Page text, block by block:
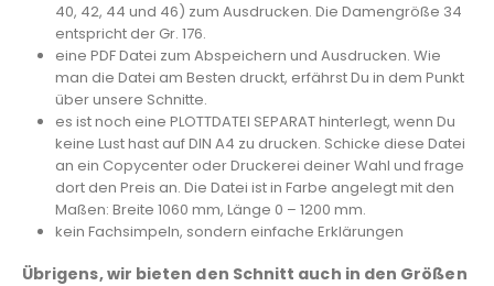
40, 42, 44 und 46) zum Ausdrucken. Die Damengröße 34
entspricht der Gr. 176.
eine PDF Datei zum Abspeichern und Ausdrucken. Wie
man die Datei am Besten druckt, erfährst Du in dem Punkt
über unsere Schnitte.
es ist noch eine PLOTTDATEI SEPARAT hinterlegt, wenn Du
keine Lust hast auf DIN A4 zu drucken. Schicke diese Datei
an ein Copycenter oder Druckerei deiner Wahl und frage
dort den Preis an. Die Datei ist in Farbe angelegt mit den
Maßen: Breite 1060 mm, Länge 0 – 1200 mm.
kein Fachsimpeln, sondern einfache Erklärungen
Übrigens, wir bieten den Schnitt auch in den Größen